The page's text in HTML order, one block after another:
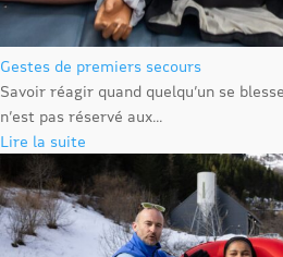
Gestes de premiers secours
Savoir réagir quand quelqu’un se
n’est pas réservé aux...
Lire la suite